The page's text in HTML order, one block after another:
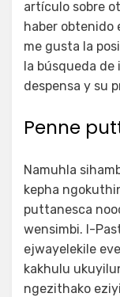
artículo sobre
haber obtenido
me gusta la
la búsqueda
despensa y su
Penne
Namuhla
kepha
puttanesca
wensimbi. I-
ejwayelekile
kakhulu
ngezithako